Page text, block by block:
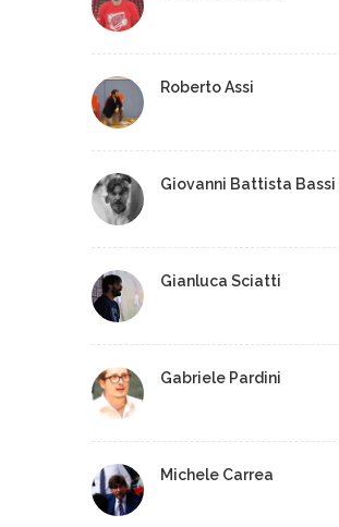
Roberto Assi
Giovanni Battista Bassi
Gianluca Sciatti
Gabriele Pardini
Michele Carrea